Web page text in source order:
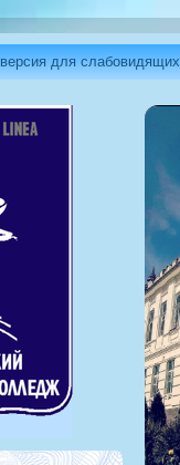
версия для слабовидящих